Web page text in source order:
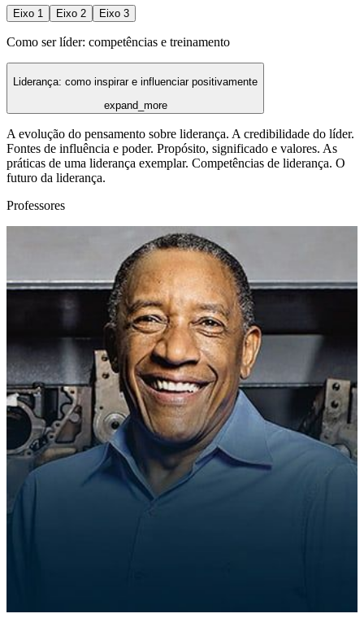
Eixo 1 Eixo 2 Eixo 3
Como ser líder: competências e treinamento
Liderança: como inspirar e influenciar positivamente
expand_more
A evolução do pensamento sobre liderança. A credibilidade do líder.
Fontes de influência e poder. Propósito, significado e valores. As
práticas de uma liderança exemplar. Competências de liderança. O
futuro da liderança.
Professores